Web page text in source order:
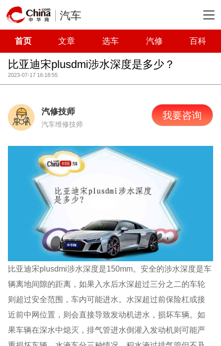
汽车
首页 文章 选车 汽修 百科
比亚迪宋plusdmi涉水深度是多少？
2023-07-17 16:18:55
汽修技师
汽车维修技师
我要咨询
比亚迪宋plusdmi涉水深度是150mm。安全的涉水深度是车
辆离地间隙的距离，如果入水后水深超过三分之二的车轮
则超过安全范围，车内可能进水。水深超过前保险杠或接
近前中网位置，则会直接导致发动机进水，损坏车辆。如
果车辆在深水中熄灭，排气管进水倒灌入发动机则可能严